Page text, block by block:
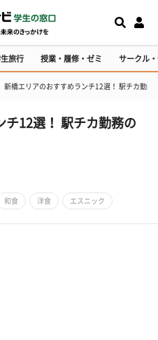
旅行 授業・履修・ゼミ サークル
新橋エリアのおすすめランチ12選！ 駅チカ勤務
チ12選！ 駅チカ勤務の
和食 洋食 エスニック